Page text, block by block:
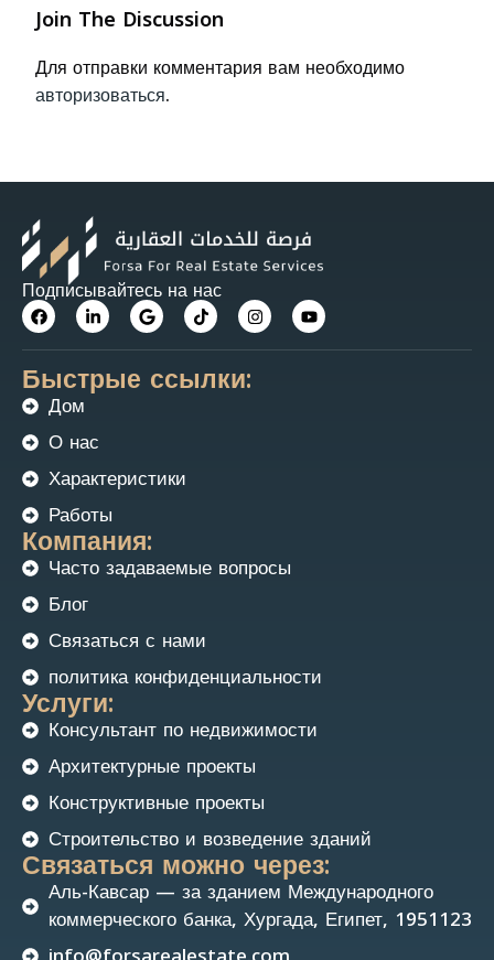
Join The Discussion
Для отправки комментария вам необходимо
авторизоваться.
Подписывайтесь на нас
Быстрые ссылки:
Дом
О нас
Характеристики
Работы
Компания:
Часто задаваемые вопросы
Блог
Связаться с нами
политика конфиденциальности
Услуги:
Консультант по недвижимости
Архитектурные проекты
Конструктивные проекты
Строительство и возведение зданий
Связаться можно через:
Аль-Кавсар — за зданием Международного
коммерческого банка, Хургада, Египет, 1951123